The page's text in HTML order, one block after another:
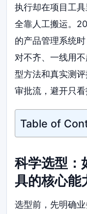
执行却在项目工
全靠人工搬运。
的产品管理系统
对不齐、一线用
型方法和真实测
审批流，避开只
Table of
科学选型：
具的核心能
选型前，先明确